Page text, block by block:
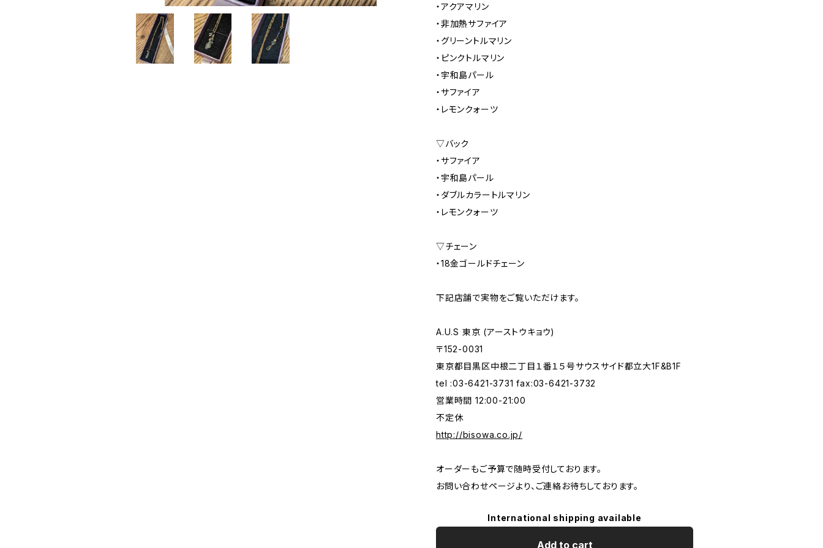
・アクアマリン
・非加熱サファイア
・グリーントルマリン
・ピンクトルマリン
・宇和島パール
・サファイア
・レモンクォーツ
▽バック
・サファイア
・宇和島パール
・ダブルカラートルマリン
・レモンクォーツ
▽チェーン
・18金ゴールドチェーン
下記店舗で実物をご覧いただけます。
A.U.S 東京 (アーストウキョウ)
〒152-0031
東京都目黒区中根二丁目１番１５号サウスサイド都立大1F&B1F
tel :03-6421-3731 fax:03-6421-3732
営業時間 12:00-21:00
不定休
http://bisowa.co.jp/
オーダーもご予算で随時受付しております。
お問い合わせページより、ご連絡お待ちしております。
International shipping available
Add to cart